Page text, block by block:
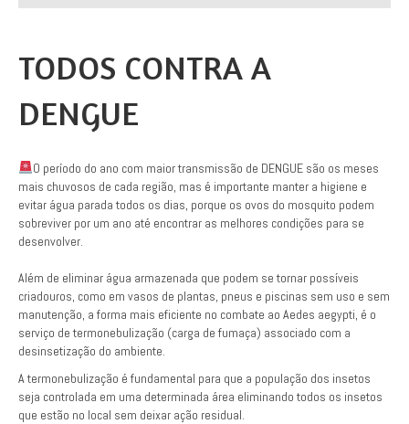
TODOS CONTRA A
DENGUE
O período do ano com maior transmissão de DENGUE são os meses
mais chuvosos de cada região, mas é importante manter a higiene e
evitar água parada todos os dias, porque os ovos do mosquito podem
sobreviver por um ano até encontrar as melhores condições para se
desenvolver.
Além de eliminar água armazenada que podem se tornar possíveis
criadouros, como em vasos de plantas, pneus e piscinas sem uso e sem
manutenção, a forma mais eficiente no combate ao Aedes aegypti, é o
serviço de termonebulização (carga de fumaça) associado com a
desinsetização do ambiente.⠀⠀⠀⠀⠀
A termonebulização é fundamental para que a população dos insetos
seja controlada em uma determinada área eliminando todos os insetos
que estão no local sem deixar ação residual.⠀⠀⠀⠀⠀⠀⠀⠀⠀